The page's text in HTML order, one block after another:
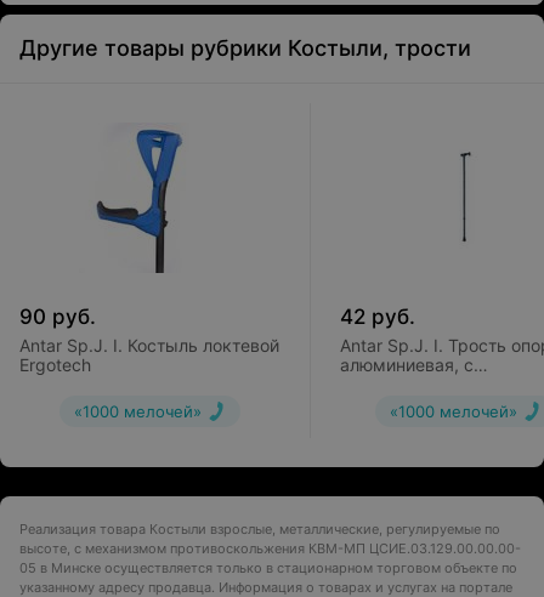
Другие товары рубрики Костыли, трости
90 руб.
Antar Sp.J. I. Костыль локтевой
Ergotech
«1000 мелочей»
42 руб.
Antar Sp.J. I. Трость
алюминиевая, с
«1000 мелочей»
Реализация товара Костыли взрослые, металлические, регулируемые по
высоте, с механизмом противоскольжения КВМ-МП ЦСИЕ.03.129.00.00.00-
05 в Минске осуществляется только в стационарном торговом объекте по
указанному адресу продавца. Информация о товарах и услугах на портале